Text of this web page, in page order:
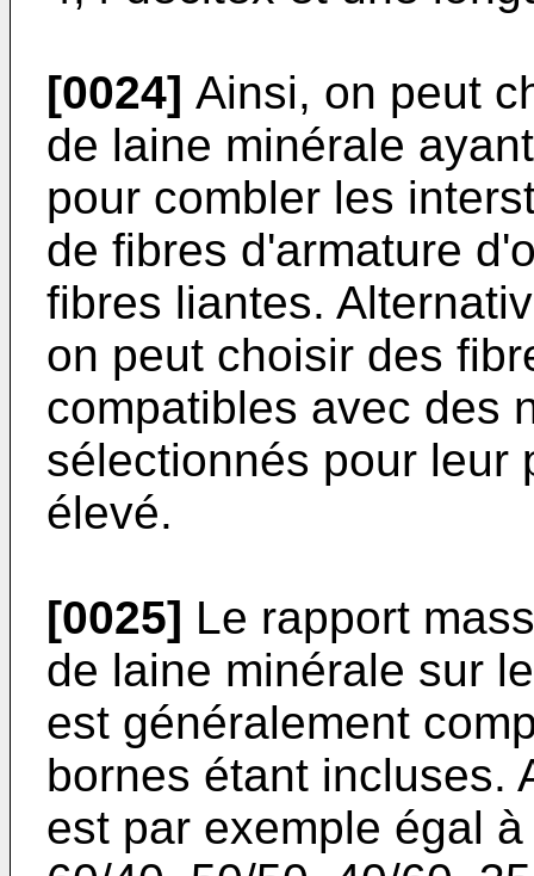
[0024] Ainsi, on peut
de laine minérale
pour combler les
de fibres d'armature
fibres liantes.
on peut choisir des
compatibles avec des
sélectionnés pour leur
élevé.
[0025] Le rapport
de laine minérale sur
est généralement
bornes étant incluses.
est par exemple égal